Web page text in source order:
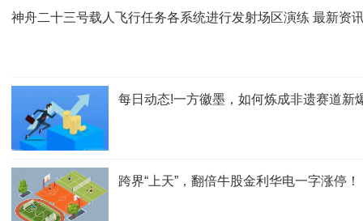
神舟二十三号载人飞行任务各系统进行发射场区演练 最新资
每日动态!一方徽墨，如何炼成非遗赛道新
跨界“上天”，翻倍牛股金利华电一字涨停！